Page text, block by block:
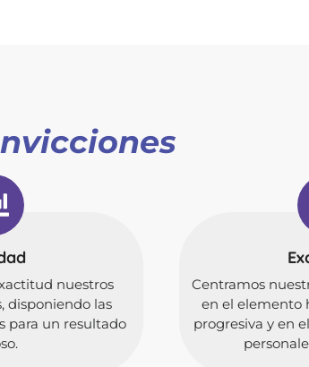
nuestros
disponiendo las
para un resultado
Centramos
en el elemento
progresiva y en